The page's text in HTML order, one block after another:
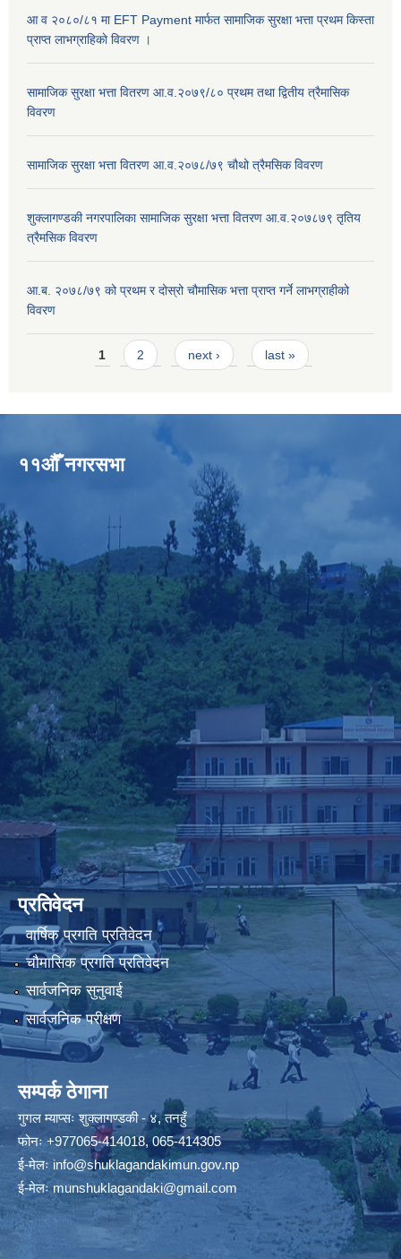
आ व २०८०/८१ मा EFT Payment मार्फत सामाजिक सुरक्षा भत्ता प्रथम किस्ता
प्राप्त लाभग्राहिकाे विवरण ।
सामाजिक सुरक्षा भत्ता वितरण आ.व.२०७९/८० प्रथम तथा द्वितीय त्रैमासिक
विवरण
सामाजिक सुरक्षा भत्ता वितरण आ.व.२०७८/७९ चौथो त्रैमसिक विवरण
शुक्लागण्डकी नगरपालिका सामाजिक सुरक्षा भत्ता वितरण आ.व.२०७८७९ तृतिय
त्रैमसिक विवरण
आ.ब. २०७८/७९ को प्रथम र दोस्रो चौमासिक भत्ता प्राप्त गर्ने लाभग्राहीको
विवरण
Pages1 2 next › last »
११औँ नगरसभा
प्रतिवेदन
वार्षिक प्रगति प्रतिवेदन
चौमासिक प्रगति प्रतिवेदन
सार्वजनिक सुनुवाई
सार्वजनिक परीक्षण
सम्पर्क ठेगाना
गुगल म्याप्सःशुक्लागण्डकी - ४, तनहुँ
फोनः+977065-414018,065-414305
ई-मेलः info@shuklagandakimun.gov.np
ई-मेलःmunshuklagandaki@gmail.com